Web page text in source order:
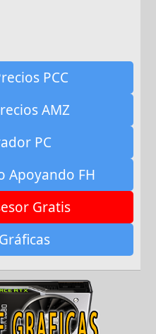
PCC
AMZ
PC
Apoyando FH
Gratis